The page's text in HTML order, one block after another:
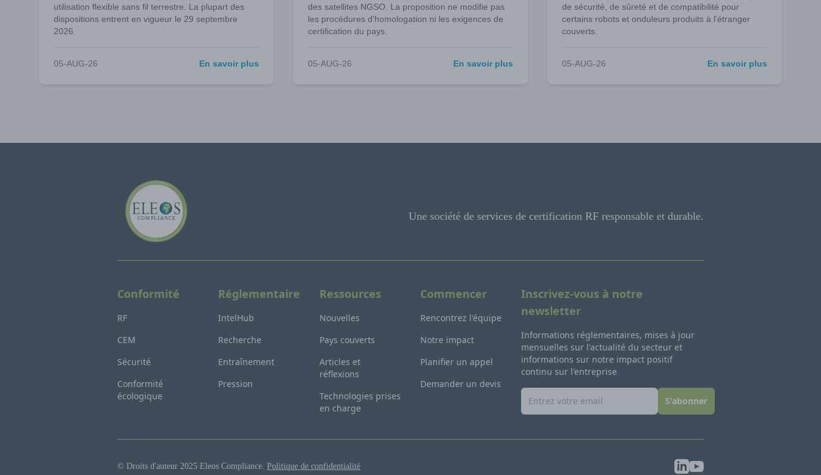
utilisation flexible sans fil terrestre. La plupart des
dispositions entrent en vigueur le 29 septembre
2026.
05-AUG-26 En savoir plus
des satellites NGSO. La proposition ne modifie pas
les procédures d'homologation ni les exigences de
certification du pays.
05-AUG-26 En savoir plus
de sécurité, de sûreté et de compatibilité pour
certains robots et onduleurs produits à l'étranger
couverts.
05-AUG-26 En savoir plus
Une société de services de certification RF responsable et durable.
Conformité
RF
CEM
Sécurité
Conformité
écologique
Réglementaire
IntelHub
Recherche
Entraînement
Pression
Ressources
Nouvelles
Pays couverts
Articles et
réflexions
Technologies prises
en charge
Commencer
Rencontrez l'équipe
Notre impact
Planifier un appel
Demander un devis
Inscrivez-vous à notre
newsletter
Informations réglementaires, mises à jour
mensuelles sur l'actualité du secteur et
informations sur notre impact positif
continu sur l'entreprise
S'abonner
© Droits d'auteur 2025 Eleos Compliance. Politique de confidentialité